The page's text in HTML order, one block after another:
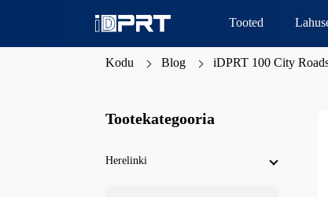
Tooted
Kodu Blog iDPRT 100 City
Tootekategooria
Herelinki